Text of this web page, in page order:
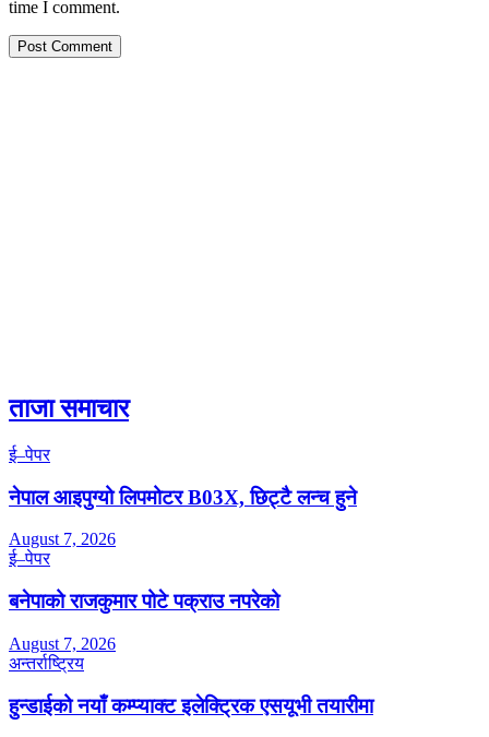
time I comment.
ताजा समाचार
ई–पेपर
नेपाल आइपुग्यो लिपमोटर B03X, छिट्टै लन्च हुने
August 7, 2026
ई–पेपर
बनेपाको राजकुमार पोटे पक्राउ नपरेको
August 7, 2026
अन्तर्राष्ट्रिय
हुन्डाईको नयाँ कम्प्याक्ट इलेक्ट्रिक एसयूभी तयारीमा